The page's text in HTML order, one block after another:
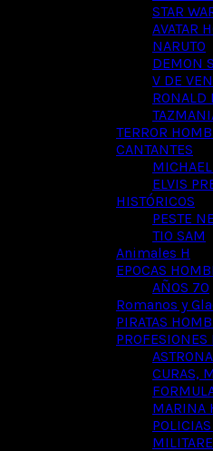
STAR
AVATAR
NARUTO
DEMON
V DE
RONALD
TERROR
CANTANTES
ELVIS
HISTÓRICOS
PESTE
TIO SAM
Animales H
EPOCAS
AÑOS 70
Romanos y
PIRATAS
PROFESIONES
CURAS,
MARINA